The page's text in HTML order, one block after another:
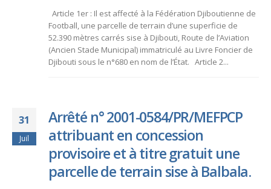
Article 1er : Il est affecté à la Fédération Djiboutienne de
Football, une parcelle de terrain d’une superficie de
52.390 mètres carrés sise à Djibouti, Route de l’Aviation
(Ancien Stade Municipal) immatriculé au Livre Foncier de
Djibouti sous le n°680 en nom de l’État. Article 2...
31
Juil
Arrêté n° 2001-0584/PR/MEFPCP
attribuant en concession
provisoire et à titre gratuit une
parcelle de terrain sise à Balbala.